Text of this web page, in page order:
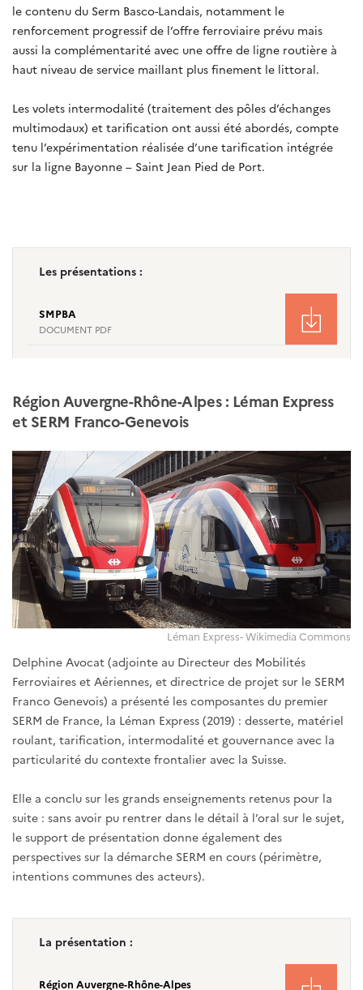
le contenu du Serm Basco-Landais, notamment le
renforcement progressif de l’offre ferroviaire prévu mais
aussi la complémentarité avec une offre de ligne routière à
haut niveau de service maillant plus finement le littoral.
Les volets intermodalité (traitement des pôles d’échanges
multimodaux) et tarification ont aussi été abordés, compte
tenu l’expérimentation réalisée d’une tarification intégrée
sur la ligne Bayonne – Saint Jean Pied de Port.
Les présentations :
SMPBA
DOCUMENT PDF
Région Auvergne-Rhône-Alpes : Léman Express
et SERM Franco-Genevois
Léman Express- Wikimedia Commons
Delphine Avocat (adjointe au Directeur des Mobilités
Ferroviaires et Aériennes, et directrice de projet sur le SERM
Franco Genevois) a présenté les composantes du premier
SERM de France, la Léman Express (2019) : desserte, matériel
roulant, tarification, intermodalité et gouvernance avec la
particularité du contexte frontalier avec la Suisse.
Elle a conclu sur les grands enseignements retenus pour la
suite : sans avoir pu rentrer dans le détail à l’oral sur le sujet,
le support de présentation donne également des
perspectives sur la démarche SERM en cours (périmètre,
intentions communes des acteurs).
La présentation :
Région Auvergne-Rhône-Alpes